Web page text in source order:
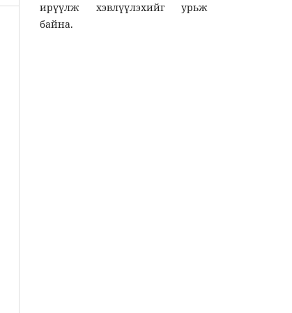
ирүүлж хэвлүүлэхийг урьж
байна.